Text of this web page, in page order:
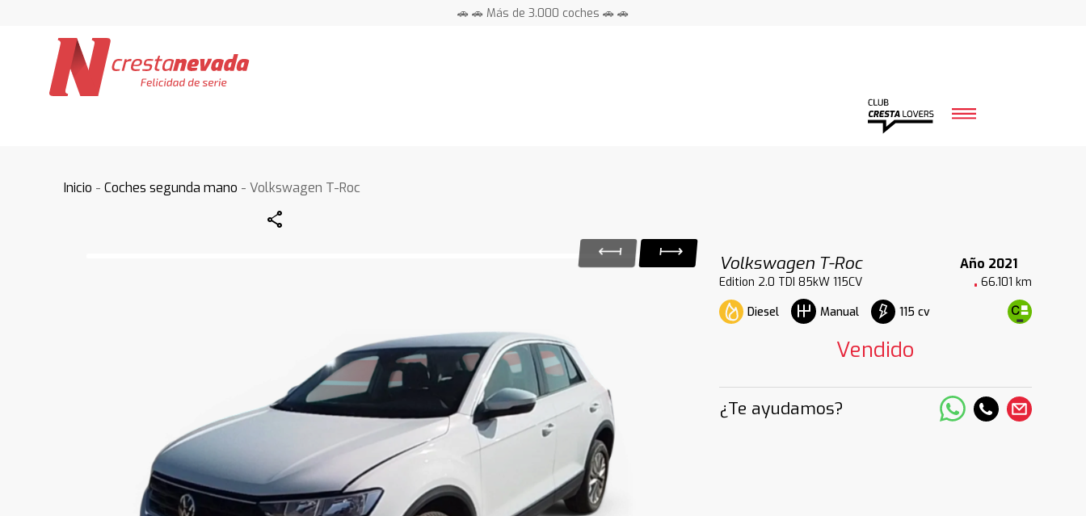
🚗 🚗 Más de 3.000 coches 🚗 🚗
Inicio -Coches segunda mano - Volkswagen T-Roc
Share
Volkswagen T-Roc
Año 2021
Edition 2.0 TDI 85kW 115CV
66.101 km
Diesel
Manual 115 cv
Vendido
¿Te ayudamos?